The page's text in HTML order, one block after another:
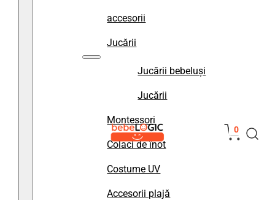
accesorii
Jucării
Jucării bebeluși
Jucării
Montessori
Colaci de înot
Costume UV
Accesorii plajă
0